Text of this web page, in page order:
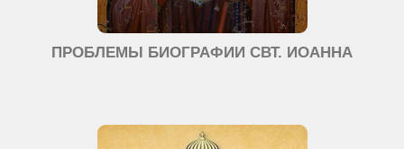
ПРОБЛЕМЫ БИОГРАФИИ СВТ. ИОАННА